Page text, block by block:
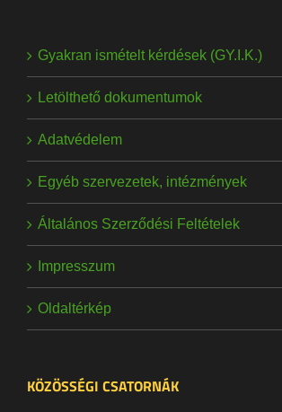
Gyakran ismételt kérdések (GY.I.K.)
Letölthető dokumentumok
Adatvédelem
Egyéb szervezetek, intézmények
Általános Szerződési Feltételek
Impresszum
Oldaltérkép
KÖZÖSSÉGI CSATORNÁK